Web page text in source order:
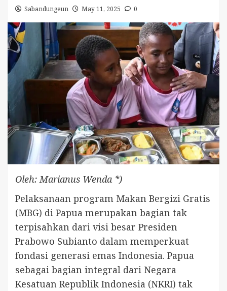
Sabandungeun May 11, 2025 0
Oleh: Marianus Wenda *)
Pelaksanaan program Makan Bergizi Gratis
(MBG) di Papua merupakan bagian tak
terpisahkan dari visi besar Presiden
Prabowo Subianto dalam memperkuat
fondasi generasi emas Indonesia. Papua
sebagai bagian integral dari Negara
Kesatuan Republik Indonesia (NKRI) tak